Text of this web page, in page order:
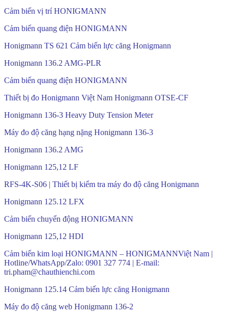
Cảm biến vị trí HONIGMANN
Cảm biến quang điện HONIGMANN
Honigmann TS 621 Cảm biến lực căng Honigmann
Honigmann 136.2 AMG-PLR
Cảm biến quang điện HONIGMANN
Thiết bị đo Honigmann Việt Nam Honigmann OTSE-CF
Honigmann 136-3 Heavy Duty Tension Meter
Máy đo độ căng hạng nặng Honigmann 136-3
Honigmann 136.2 AMG
Honigmann 125,12 LF
RFS-4K-S06 | Thiết bị kiểm tra máy đo độ căng Honigmann
Honigmann 125.12 LFX
Cảm biến chuyển động HONIGMANN
Honigmann 125,12 HDI
Cảm biến kim loại HONIGMANN – HONIGMANNViệt Nam |
Hotline/WhatsApp/Zalo: 0901 327 774 | E-mail:
tri.pham@chauthienchi.com
Honigmann 125.14 Cảm biến lực căng Honigmann
Máy đo độ căng web Honigmann 136-2